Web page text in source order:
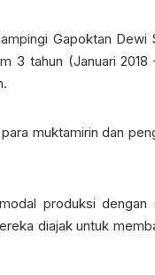
Gapoktan Dewi
3 tahun (Januari
muktamirin dan
produksi dengan
diajak untuk